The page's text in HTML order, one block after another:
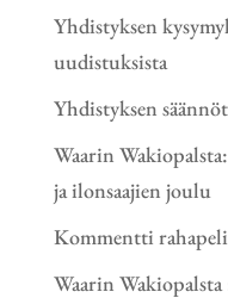
Yhdistyksen
uudistuksista
Yhdistyksen säännöt
Waarin
ja ilonsaajien joulu
Kommentti
Waarin Wakiopalsta